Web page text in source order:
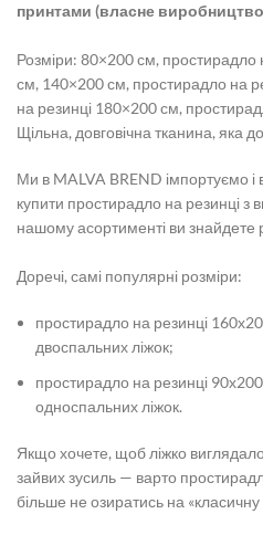
принтами (власне
Розміри: 80×200 см, простирадло
см, 140×200 см, простирадло на
на резинці 180×200 см,
Щільна, довговічна тканина, яка
Ми в MALVA BREND імпортуємо
купити простирадло на резинціз
нашому асортименті ви знайдете
Доречі, самі популярні розміри:
простирадло на резинці
двоспальних ліжок;
простирадло на резинці 90х200
односпальних ліжок.
Якщо хочете, щоб ліжко
зайвих зусиль — варто
більше не озиратись на «класичну